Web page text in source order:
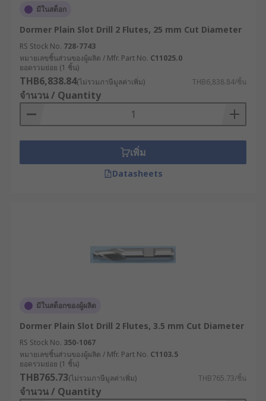
มีในสต็อก
Dormer Plain Slot Drill 2 Flutes, 25 mm Cut Diameter
RS Stock No. 728-7743
หมายเลขชิ้นส่วนของผู้ผลิต / Mfr. Part No. C11025.0
ยอดรวมย่อย (1 ชิ้น)
THB6,838.84(ไม่รวมภาษีมูลค่าเพิ่ม) THB6,838.84/ชิ้น
จำนวน / Quantity
เพิ่ม
Datasheets
มีในสต็อกของผู้ผลิต
Dormer Plain Slot Drill 2 Flutes, 3.5 mm Cut Diameter
RS Stock No. 350-1067
หมายเลขชิ้นส่วนของผู้ผลิต / Mfr. Part No. C1103.5
ยอดรวมย่อย (1 ชิ้น)
THB765.73(ไม่รวมภาษีมูลค่าเพิ่ม) THB765.73/ชิ้น
จำนวน / Quantity